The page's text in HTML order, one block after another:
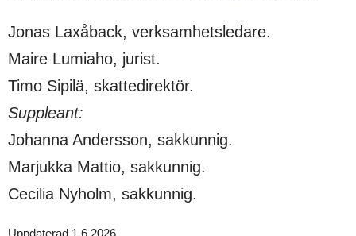
Jonas Laxåback, verksamhetsledare.
Maire Lumiaho, jurist.
Timo Sipilä, skattedirektör.
Suppleant:
Johanna Andersson, sakkunnig.
Marjukka Mattio, sakkunnig.
Cecilia Nyholm, sakkunnig.